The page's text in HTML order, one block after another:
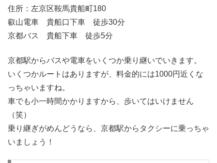
住所：左京区鞍馬貴船町180
叡山電車 貴船口下車 徒歩30分
京都バス 貴船下車 徒歩5分
京都駅からバスや電車をいくつか乗り継いでいきます。
いくつかルートはありますが、料金的には1000円近くな
っちゃいますね。
車でも小一時間かかりますから、歩いてはいけません
（笑）
乗り継ぎがめんどうなら、京都駅からタクシーに乗っちゃ
いましょう！